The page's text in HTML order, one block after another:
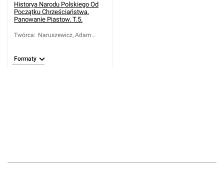
Historya Narodu Polskiego Od
Początku Chrześciaństwa.
Panowanie Piastow. T.5.
Twórca: Naruszewicz, Adam
Formaty